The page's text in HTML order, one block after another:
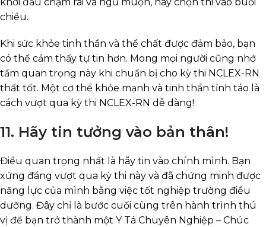
chiều.
Khi sức khỏe tinh thần và thể chất được đảm bảo, bạn
có thể cảm thấy tự tin hơn. Mong mọi người cũng nhớ
tầm quan trọng này khi chuẩn bị cho kỳ thi NCLEX-RN
thất tốt. Một cơ thể khỏe mạnh và tinh thần tỉnh táo là
cách vượt qua kỳ thi NCLEX-RN dễ dàng!
11. Hãy tin tưởng vào bản thân!
Điều quan trọng nhất là hãy tin vào chính mình. Bạn
xứng đáng vượt qua kỳ thi này và đã chứng minh được
năng lực của mình bằng việc tốt nghiệp trường điều
dưỡng. Đây chỉ là bước cuối cùng trên hành trình thú
vị để bạn trở thành một Y Tá Chuyên Nghiệp – Chúc